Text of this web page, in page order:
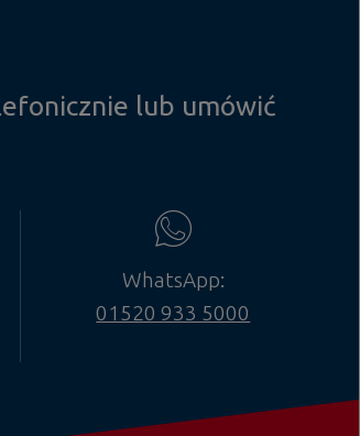
lub umówić
WhatsApp:
01520 933 5000